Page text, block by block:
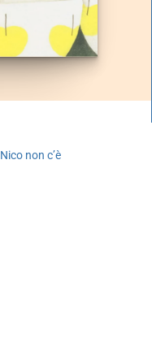
Nico non c’è